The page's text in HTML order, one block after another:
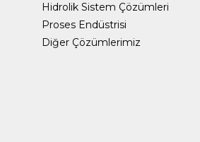
Hidrolik Sistem Çözümleri
Proses Endüstrisi
Diğer Çözümlerimiz